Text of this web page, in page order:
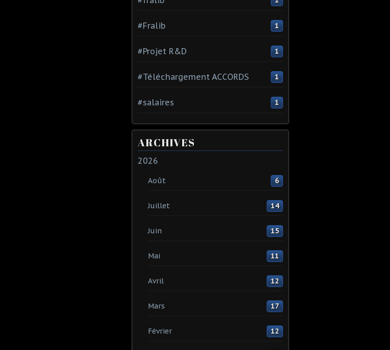
#Fralib 1
#Projet R&D 1
#Téléchargement ACCORDS 1
#salaires 1
ARCHIVES
2026
Août 6
Juillet 14
Juin 15
Mai 11
Avril 12
Mars 17
Février 12